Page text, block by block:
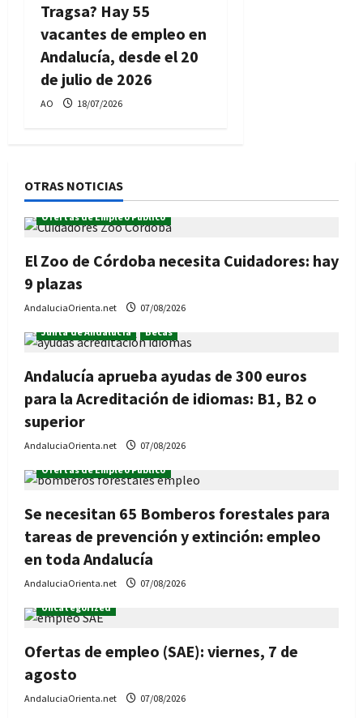
Tragsa? Hay 55
vacantes de empleo en
Andalucía, desde el 20
de julio de 2026
AO 18/07/2026
OTRAS NOTICIAS
Ofertas de Empleo Público
El Zoo de Córdoba necesita Cuidadores: hay
9 plazas
AndaluciaOrienta.net
07/08/2026
Junta de Andalucía
Becas
Andalucía aprueba ayudas de 300 euros
para la Acreditación de idiomas: B1, B2 o
superior
AndaluciaOrienta.net
07/08/2026
Ofertas de Empleo Público
Se necesitan 65 Bomberos forestales para
tareas de prevención y extinción: empleo
en toda Andalucía
AndaluciaOrienta.net
07/08/2026
Uncategorized
Ofertas de empleo (SAE): viernes, 7 de
agosto
AndaluciaOrienta.net 07/08/2026